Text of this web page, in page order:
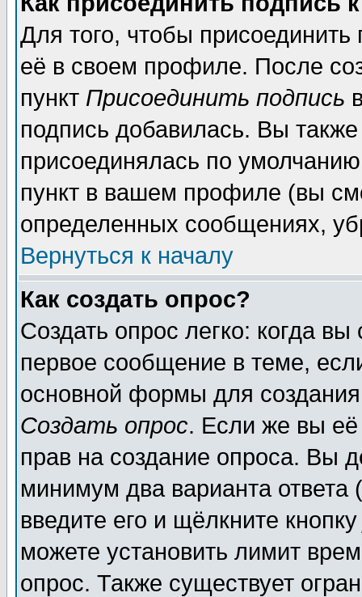
Для того, чтобы
её в своем профиле. После
пункт Присоединить подпись
подпись добавилась. Вы
присоединялась по
пункт в вашем профиле (вы
определенных сообщениях,
Вернуться к началу
Как создать опрос?
Создать опрос легко: когда
первое сообщение в теме,
основной формы для
Создать опрос. Если же вы её
прав на создание опроса. Вы
минимум два варианта ответа
введите его и щёлкните
можете установить лимит
опрос. Также существует